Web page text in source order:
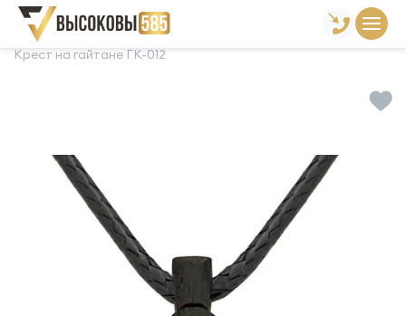
Главная Склад готовой продукции
Крест на гайтане ГК-012